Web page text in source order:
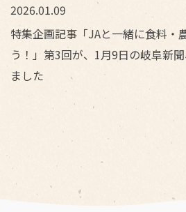
2026.01.09
特集企画記事「JAと一緒に食料・
う！」第3回が、1月9日の岐阜新
ました